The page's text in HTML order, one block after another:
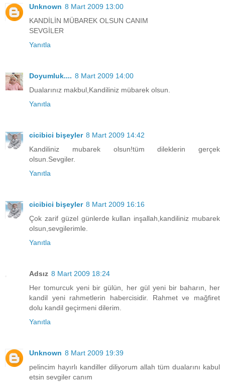
Unknown 8 Mart 2009 13:00
KANDİLİN MÜBAREK OLSUN CANIM
SEVGİLER
Yanıtla
Doyumluk.... 8 Mart 2009 14:00
Dualarınız makbul,Kandiliniz mübarek olsun.
Yanıtla
cicibici bişeyler 8 Mart 2009 14:42
Kandiliniz mubarek olsun!tüm dileklerin gerçek
olsun.Sevgiler.
Yanıtla
cicibici bişeyler 8 Mart 2009 16:16
Çok zarif güzel günlerde kullan inşallah,kandiliniz mubarek
olsun,sevgilerimle.
Yanıtla
Adsız 8 Mart 2009 18:24
Her tomurcuk yeni bir gülün, her gül yeni bir baharın, her
kandil yeni rahmetlerin habercisidir. Rahmet ve mağfiret
dolu kandil geçirmeni dilerim.
Yanıtla
Unknown 8 Mart 2009 19:39
pelincim hayırlı kandiller diliyorum allah tüm dualarını kabul
etsin sevgiler canım